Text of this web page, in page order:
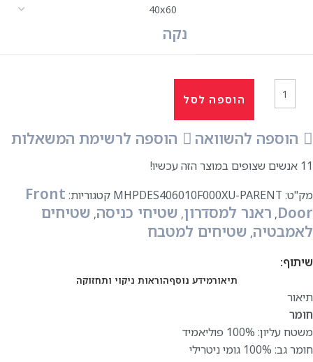
נקה
הוספה לסל
הוספה להשוואה הוספה לרשימת המשאלות
11 אנשים שצופים במוצר הזה עכשיו!
מק"ט: MHPDES406010F000XU-PARENT קטגוריות: Front
Door
, ראנר למסדרון, שטיחי כניסה, שטיחים
לאמבטיה, שטיחים למטבח
שיתוף:
תיאורמידע נוסףהוראות ניקוי ותחזוקה
תיאור
חומר
משטח עליון: ‎100% פוליאמיד
חומר גב: ‎100% גומי ניטרילי